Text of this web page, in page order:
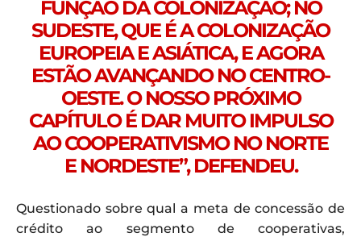
FUNÇÃO DA COLONIZAÇÃO; NO
SUDESTE, QUE É A COLONIZAÇÃO
EUROPEIA E ASIÁTICA, E AGORA
ESTÃO AVANÇANDO NO CENTRO-
OESTE. O NOSSO PRÓXIMO
CAPÍTULO É DAR MUITO IMPULSO
AO COOPERATIVISMO NO NORTE
E NORDESTE”, DEFENDEU.
Questionado sobre qual a meta de concessão de
crédito ao segmento de cooperativas,